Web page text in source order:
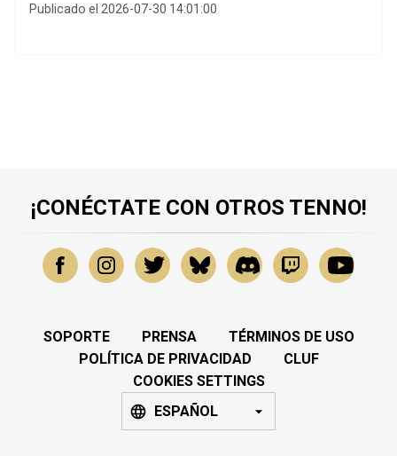
Publicado el 2026-07-30 14:01:00
¡CONÉCTATE CON OTROS TENNO!
SOPORTE PRENSA
TÉRMINOS DE USO
POLÍTICA DE PRIVACIDAD
CLUF
COOKIES SETTINGS
ESPAÑOL